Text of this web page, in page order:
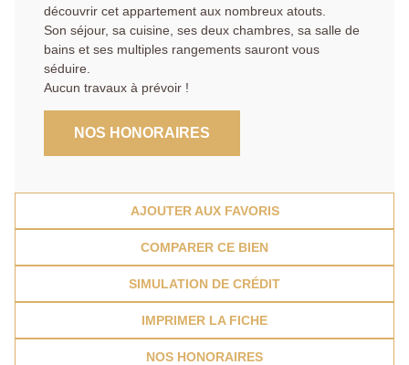
découvrir cet appartement aux nombreux atouts.
Son séjour, sa cuisine, ses deux chambres, sa salle de
bains et ses multiples rangements sauront vous
séduire.
Aucun travaux à prévoir !
NOS HONORAIRES
AJOUTER AUX FAVORIS
COMPARER CE BIEN
SIMULATION DE CRÉDIT
IMPRIMER LA FICHE
NOS HONORAIRES